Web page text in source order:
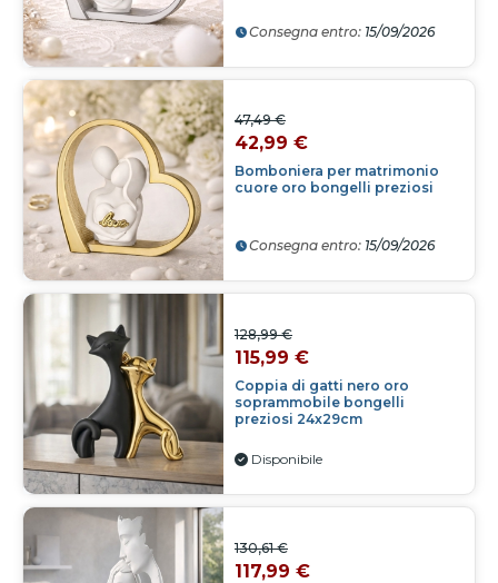
Consegna entro: 15/09/2026
Bomboniera per matrimonio
cuore oro bongelli preziosi
47,49 €
42,99 €
Consegna entro: 15/09/2026
Coppia di gatti nero oro
soprammobile bongelli
preziosi 24x29cm
128,99 €
115,99 €
Disponibile
130,61 €
117,99 €